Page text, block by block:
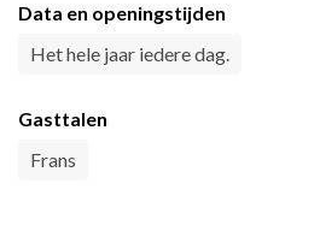
Data en openingstijden
Het hele jaar iedere dag.
Gasttalen
Frans